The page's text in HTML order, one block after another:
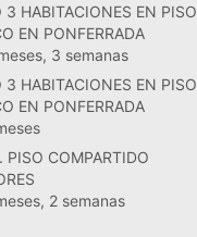
3 HABITACIONES EN PISO
EN PONFERRADA
3 semanas
3 HABITACIONES EN PISO
EN PONFERRADA
PISO COMPARTIDO
2 semanas